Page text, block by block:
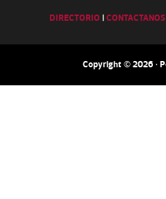
DIRECTORIO |CONTACTANOS
Copyright © 2026 ·